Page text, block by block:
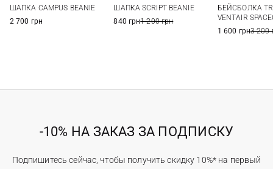
ШАПКА CAMPUS BEANIE
2 700 грн
ШАПКА SCRIPT BEANIE
840 грн1 200 грн
БЕЙСБОЛКА
VENTAIR
1 600 грн3 200
-10% НА ЗАКАЗ ЗА ПОДПИСКУ
Подпишитесь сейчас, чтобы получить скидку 10%* на первый